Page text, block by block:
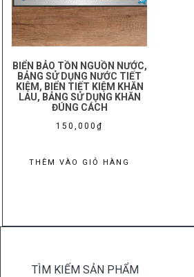
BIỂN BẢO TỒN NGUỒN NƯỚC,
BẢNG SỬ DỤNG NƯỚC TIẾT
KIỆM, BIỂN TIẾT KIỆM KHĂN
LAU, BẢNG SỬ DỤNG KHĂN
ĐÚNG CÁCH
150,000 ₫
THÊM VÀO GIỎ HÀNG
TÌM KIẾM SẢN PHẨM